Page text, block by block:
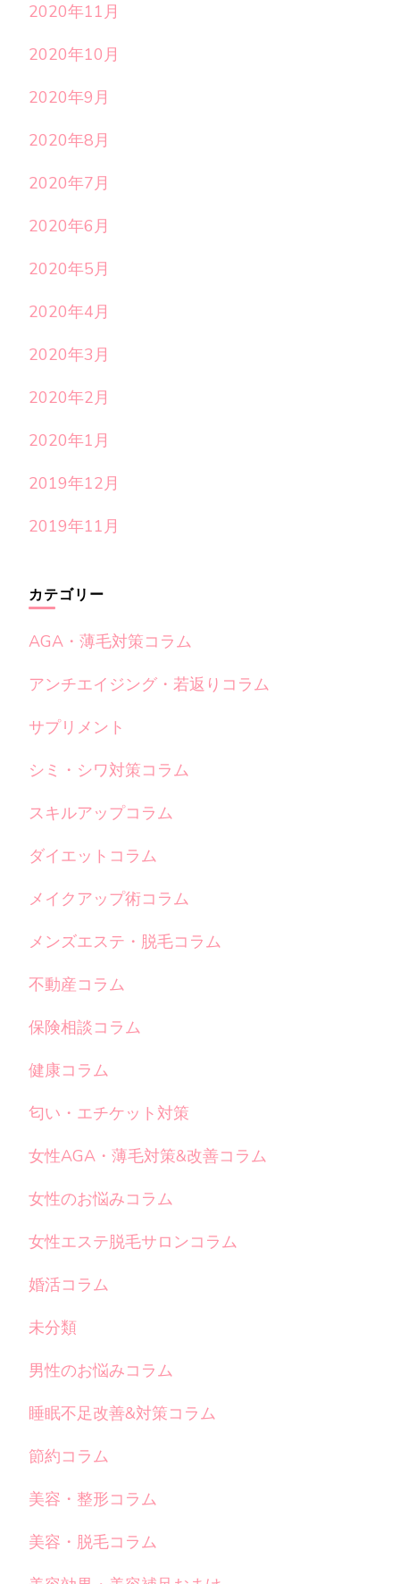
2020年11月
2020年10月
2020年9月
2020年8月
2020年7月
2020年6月
2020年5月
2020年4月
2020年3月
2020年2月
2020年1月
2019年12月
2019年11月
カテゴリー
AGA・薄毛対策コラム
アンチエイジング・若返りコラム
サプリメント
シミ・シワ対策コラム
スキルアップコラム
ダイエットコラム
メイクアップ術コラム
メンズエステ・脱毛コラム
不動産コラム
保険相談コラム
健康コラム
匂い・エチケット対策
女性AGA・薄毛対策&改善コラム
女性のお悩みコラム
女性エステ脱毛サロンコラム
婚活コラム
未分類
男性のお悩みコラム
睡眠不足改善&対策コラム
節約コラム
美容・整形コラム
美容・脱毛コラム